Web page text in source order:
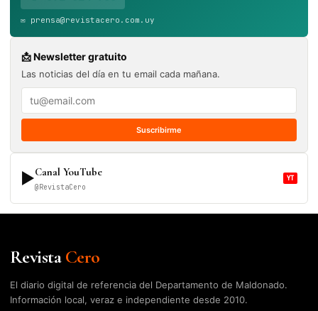
✉️ prensa@revistacero.com.uy
📩 Newsletter gratuito
Las noticias del día en tu email cada mañana.
Suscribirme
▶Canal YouTube
@RevistaCero
YT
RevistaCero
El diario digital de referencia del Departamento de Maldonado.
Información local, veraz e independiente desde 2010.